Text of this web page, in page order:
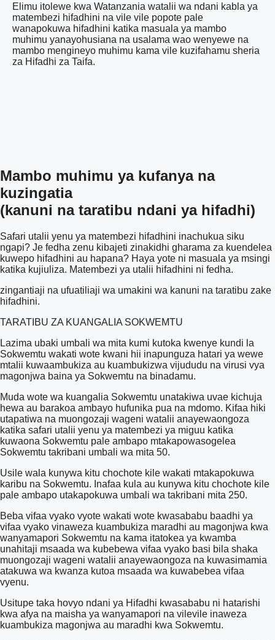
Elimu itolewe kwa Watanzania watalii wa ndani kabla ya
matembezi hifadhini na vile vile popote pale
wanapokuwa hifadhini katika masuala ya mambo
muhimu yanayohusiana na usalama wao wenyewe na
mambo mengineyo muhimu kama vile kuzifahamu sheria
za Hifadhi za Taifa.
Mambo muhimu ya kufanya na
kuzingatia
(kanuni na taratibu ndani ya hifadhi)
Safari utalii yenu ya matembezi hifadhini inachukua siku
ngapi? Je fedha zenu kibajeti zinakidhi gharama za kuendelea
kuwepo hifadhini au hapana? Haya yote ni masuala ya msingi
katika kujiuliza. Matembezi ya utalii hifadhini ni fedha.
zingantiaji na ufuatiliaji wa umakini wa kanuni na taratibu zake
hifadhini.
TARATIBU ZA KUANGALIA SOKWEMTU
Lazima ubaki umbali wa mita kumi kutoka kwenye kundi la
Sokwemtu wakati wote kwani hii inapunguza hatari ya wewe
mtalii kuwaambukiza au kuambukizwa vijududu na virusi vya
magonjwa baina ya Sokwemtu na binadamu.
Muda wote wa kuangalia Sokwemtu unatakiwa uvae kichuja
hewa au barakoa ambayo hufunika pua na mdomo. Kifaa hiki
utapatiwa na muongozaji wageni watalii anayewaongoza
katika safari utalii yenu ya matembezi ya miguu katika
kuwaona Sokwemtu pale ambapo mtakapowasogelea
Sokwemtu takribani umbali wa mita 50.
Usile wala kunywa kitu chochote kile wakati mtakapokuwa
karibu na Sokwemtu. Inafaa kula au kunywa kitu chochote kile
pale ambapo utakapokuwa umbali wa takribani mita 250.
Beba vifaa vyako vyote wakati wote kwasababu baadhi ya
vifaa vyako vinaweza kuambukiza maradhi au magonjwa kwa
wanyamapori Sokwemtu na kama itatokea ya kwamba
unahitaji msaada wa kubebewa vifaa vyako basi bila shaka
muongozaji wageni watalii anayewaongoza na kuwasimamia
atakuwa wa kwanza kutoa msaada wa kuwabebea vifaa
vyenu.
Usitupe taka hovyo ndani ya Hifadhi kwasababu ni hatarishi
kwa afya na maisha ya wanyamapori na vilevile inaweza
kuambukiza magonjwa au maradhi kwa Sokwemtu.